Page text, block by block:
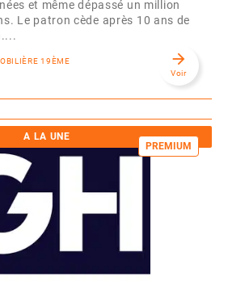
et même dépassé un million
Le patron cède après 10 ans de
19ÈME
arrow_forward
Voir
A LA UNE
PREMIUM